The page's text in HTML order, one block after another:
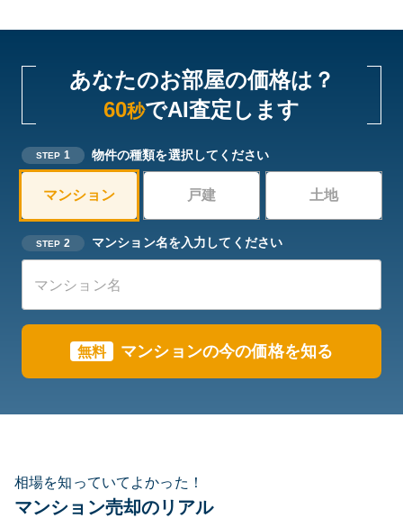
あなたのお部屋の価格は？
60秒でAI査定します
STEP 1 物件の種類を選択してください
マンション 戸建 土地
STEP 2 マンション名を入力してください
無料 マンションの今の価格を知る
相場を知っていてよかった！
マンション売却のリアル